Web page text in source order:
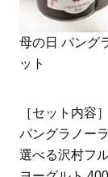
母の日 パング
ット
［セット内容］
パングラノー
選べる沢村フ